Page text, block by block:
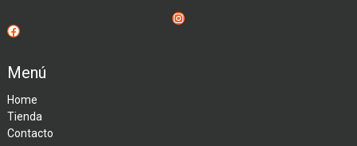
Instagram
Facebook
Menú
Home
Tienda
Contacto